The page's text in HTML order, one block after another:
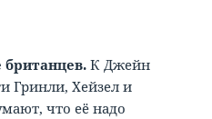
британцев.К Джейн
Гринли, Хейзел и
что её надо